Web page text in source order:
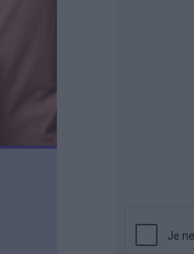
L'ANNUAIRE DES ACTEURS
NOS OFFRES D'ABONNEMENTS